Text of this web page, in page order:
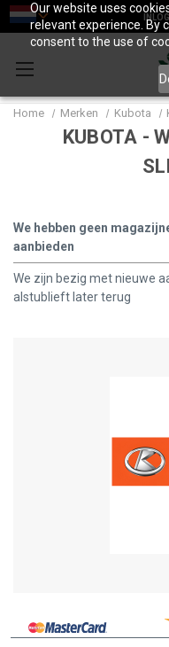
Our website uses
relevant experience. By
consent to the use of
Home Merken Kubota
KUBOTA -
We hebben geen
aanbieden
We zijn bezig met nieuwe
alstublieft later terug